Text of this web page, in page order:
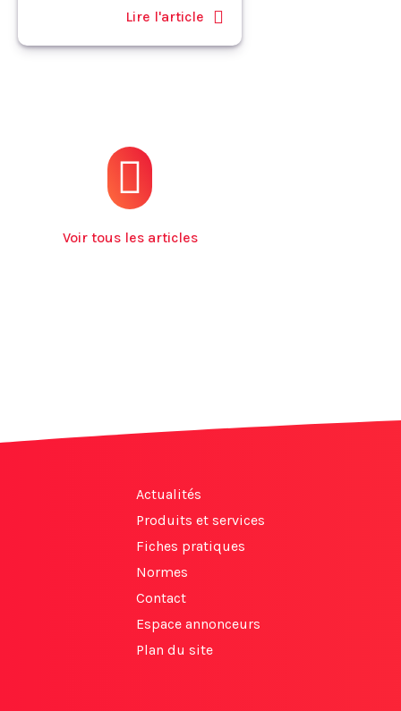
Lire l'article
Voir tous les articles
Actualités
Produits et services
Fiches pratiques
Normes
Contact
Espace annonceurs
Plan du site